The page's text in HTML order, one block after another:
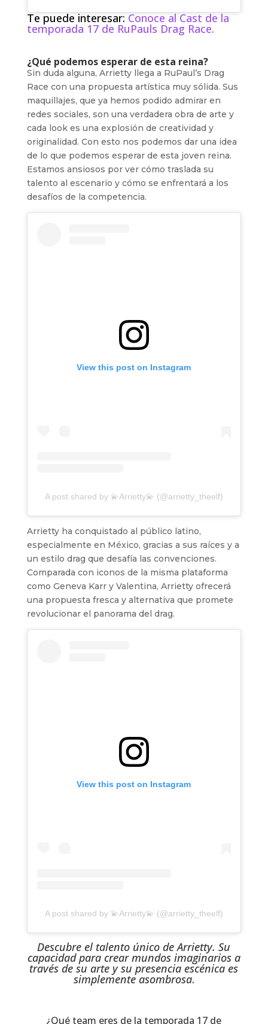
Te puede interesar: Conoce al Cast de la
temporada 17 de RuPauls Drag Race.
¿Qué podemos esperar de esta reina?
Sin duda alguna, Arrietty llega a RuPaul’s Drag
Race con una propuesta artística muy sólida. Sus
maquillajes, que ya hemos podido admirar en
redes sociales, son una verdadera obra de arte y
cada look es una explosión de creatividad y
originalidad. Con esto nos podemos dar una idea
de lo que podemos esperar de esta joven reina.
Estamos ansiosos por ver cómo traslada su
talento al escenario y cómo se enfrentará a los
desafíos de la competencia.
View this post on Instagram
A post shared by 💫Arrietty💫 (@arrietty_theelf)
Arrietty ha conquistado al público latino,
especialmente en México, gracias a sus raíces y a
un estilo drag que desafía las convenciones.
Comparada con iconos de la misma plataforma
como Geneva Karr y Valentina, Arrietty ofrecerá
una propuesta fresca y alternativa que promete
revolucionar el panorama del drag.
View this post on Instagram
A post shared by 💫Arrietty💫 (@arrietty_theelf)
Descubre el talento único de Arrietty. Su
capacidad para crear mundos imaginarios a
través de su arte y su presencia escénica es
simplemente asombrosa.
¿Qué team eres de la temporada 17 de